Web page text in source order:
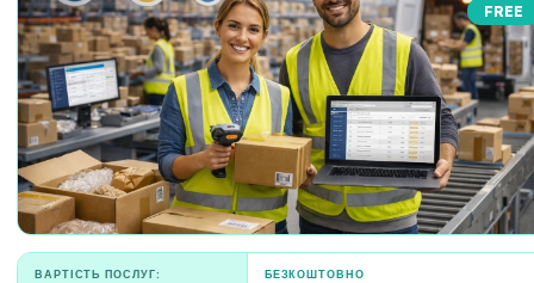
FREE
ВАРТІСТЬ ПОСЛУГ: БЕЗКОШТОВНО